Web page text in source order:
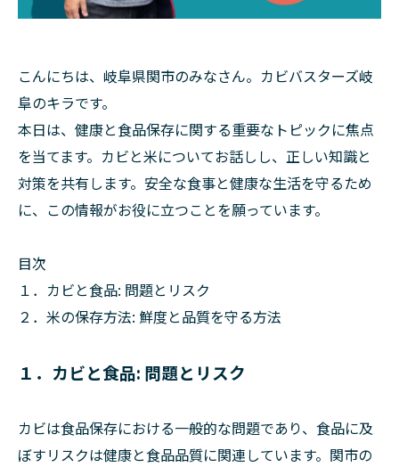
こんにちは、岐阜県関市のみなさん。カビバスターズ岐
阜のキラです。
本日は、健康と食品保存に関する重要なトピックに焦点
を当てます。カビと米についてお話しし、正しい知識と
対策を共有します。安全な食事と健康な生活を守るため
に、この情報がお役に立つことを願っています。
目次
１．カビと食品: 問題とリスク
２．米の保存方法: 鮮度と品質を守る方法
１．カビと食品: 問題とリスク
カビは食品保存における一般的な問題であり、食品に及
ぼすリスクは健康と食品品質に関連しています。関市の